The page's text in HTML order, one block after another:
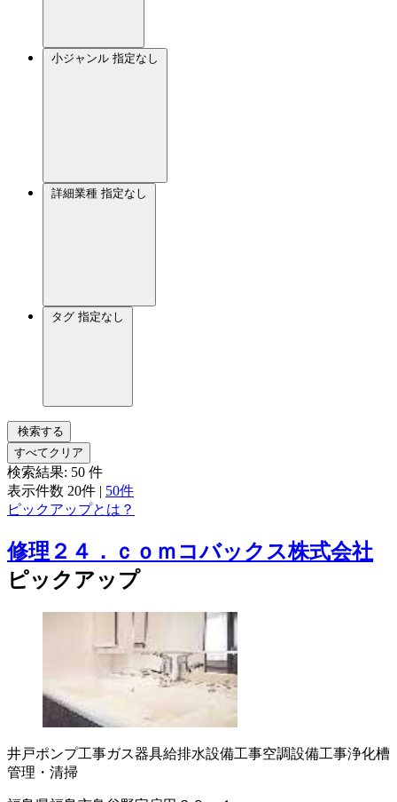
小ジャンル 指定なし
詳細業種 指定なし
タグ 指定なし
検索する
すべてクリア
検索結果: 50 件
表示件数 20件 | 50件
ピックアップとは？
修理２４．ｃｏｍコバックス株式会社
ピックアップ
井戸ポンプ工事ガス器具給排水設備工事空調設備工事浄化槽
管理・清掃